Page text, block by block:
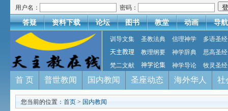
用户名： 密码：
答疑 资料下载 论坛 图书 教堂 动画 导航
训导文集 圣教法典 信理神学
多语圣经
天主教理
教理纲要 神学辞典
思高圣经
梵二文献
神学论集 神学导论 牧灵圣经
首 页 普世教闻 国内教闻 圣座动态 海外华人 社
您当前的位置： 首页 > 国内教闻